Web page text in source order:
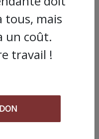
tous, mais
un coût.
travail !